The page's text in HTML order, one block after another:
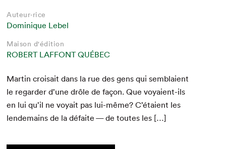
Auteur·rice
Dominique Lebel
Maison d'édition
ROBERT LAFFONT QUÉBEC
Mar­tin croi­sait dans la rue des gens qui sem­blaient
le regarder d’une drôle de façon. Que voy­aient-ils
en lui qu’il ne voy­ait pas lui-même? C’étaient les
lende­mains de la défaite — de toutes les […]